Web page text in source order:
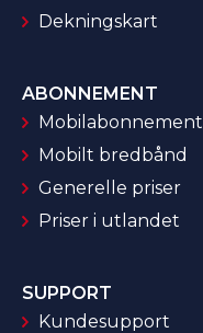
Dekningskart
ABONNEMENT
Mobilabonnement
Mobilt bredbånd
Generelle priser
Priser i utlandet
SUPPORT
Kundesupport